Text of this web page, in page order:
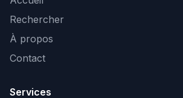
Rechercher
À propos
Contact
Services